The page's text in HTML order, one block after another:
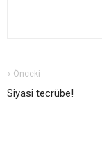
« Önceki
Siyasi tecrübe!